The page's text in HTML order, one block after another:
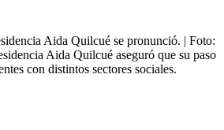
Aida Quilcué se pronunció. | Foto:
Aida Quilcué aseguró que su paso
con distintos sectores sociales.